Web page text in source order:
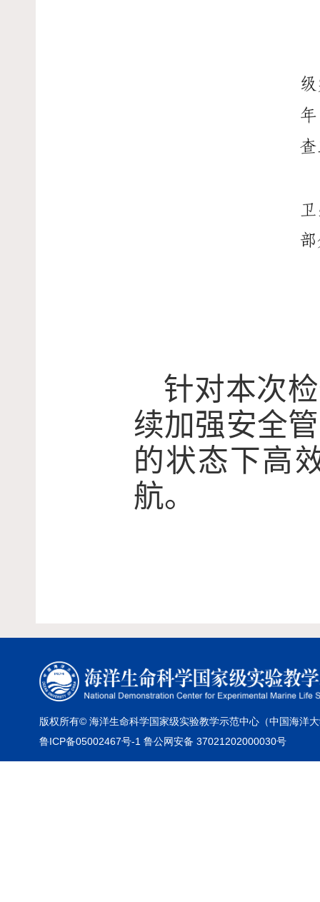
针对本次
续加强安全
的状态下高
航。
版权所有© 海洋生命科学国家级实验教学示范中心（中国海洋
鲁ICP备05002467号-1 鲁公网安备 37021202000030号